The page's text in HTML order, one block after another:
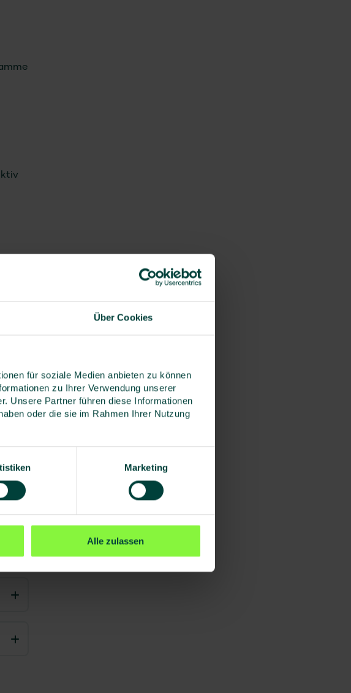
Über Cookies
für soziale Medien anbieten zu können
zu Ihrer Verwendung unserer
Unsere Partner führen diese Informationen
oder die sie im Rahmen Ihrer Nutzung
Marketing
Alle zulassen